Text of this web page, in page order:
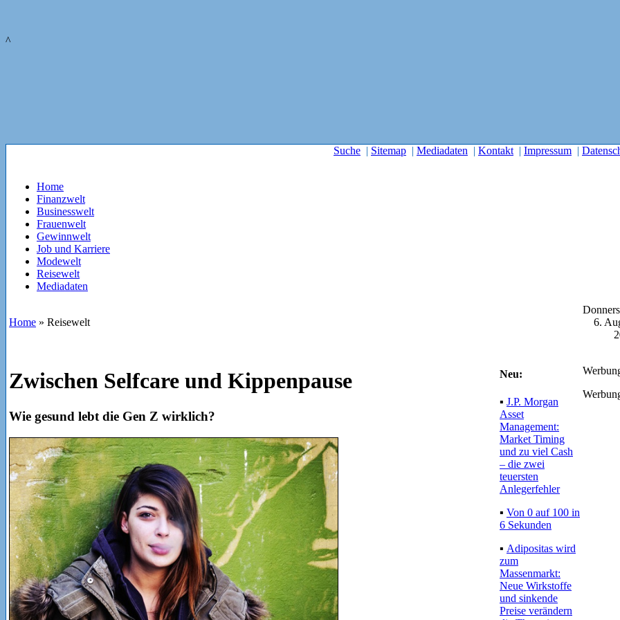
^
Suche | Sitemap | Mediadaten | Kontakt | Impressum |
Home
Finanzwelt
Businesswelt
Frauenwelt
Gewinnwelt
Job und Karriere
Modewelt
Reisewelt
Mediadaten
Home » Reisewelt
6.
Zwischen Selfcare und Kippenpause
Wie gesund lebt die Gen Z wirklich?
Neu:
▪ J.P. Morgan
Asset
Management:
Market Timing
und zu viel Cash
– die zwei
teuersten
Anlegerfehler
▪ Von 0 auf 100 in
6 Sekunden
▪ Adipositas wird
zum
Massenmarkt:
Neue Wirkstoffe
und sinkende
Preise verändern